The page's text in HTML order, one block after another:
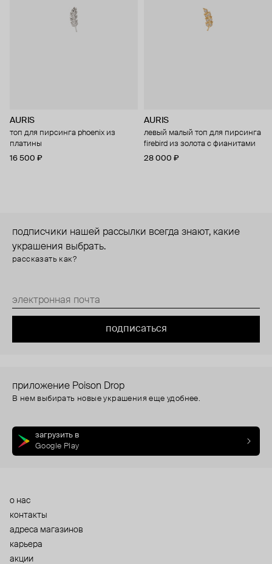
AURIS
топ для пирсинга phoenix из
платины
16 500 ₽
AURIS
левый малый топ для пирсинга
firebird из золота с фианитами
28 000 ₽
подписчики нашей рассылки всегда знают, какие
украшения выбрать.
рассказать как?
подписаться
приложение Poison Drop
В нем выбирать новые украшения еще удобнее.
загрузить в
Google Play
о нас
контакты
адреса магазинов
карьера
акции